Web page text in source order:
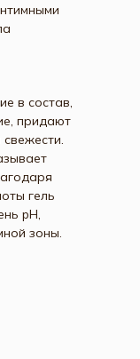
в состав,
придают
гель
pH,
зоны.